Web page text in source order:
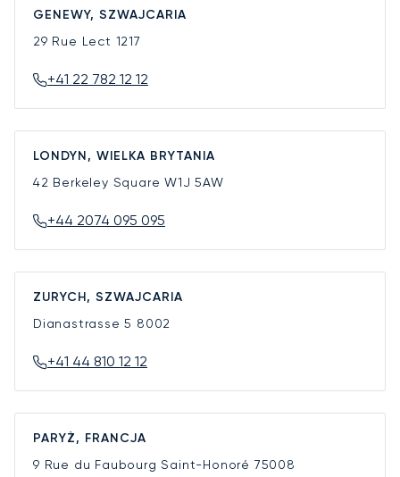
GENEWY, SZWAJCARIA
29 Rue Lect 1217
+41 22 782 12 12
LONDYN, WIELKA BRYTANIA
42 Berkeley SquareW1J 5AW
+44 2074 095 095
ZURYCH, SZWAJCARIA
Dianastrasse 5 8002
+41 44 810 12 12
PARYŻ, FRANCJA
9 Rue du Faubourg Saint-Honoré 75008